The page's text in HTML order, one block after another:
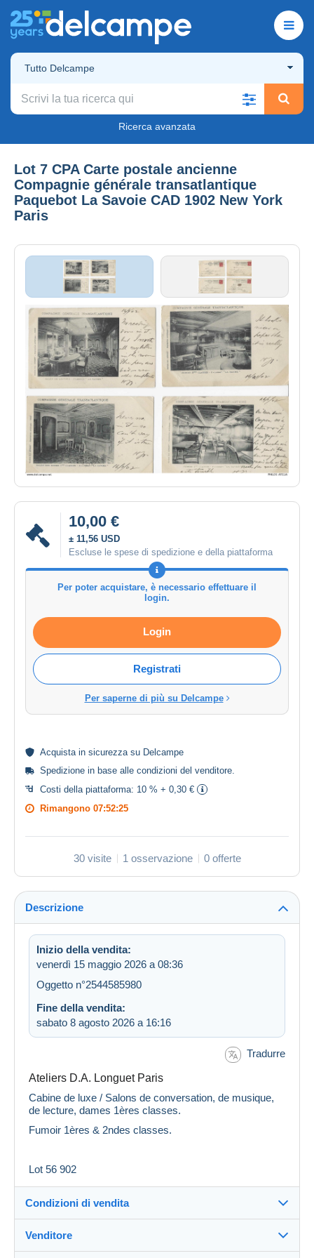
Tutto Delcampe
Ricerca avanzata
Lot 7 CPA Carte postale ancienne
Compagnie générale transatlantique
Paquebot La Savoie CAD 1902 New York
Paris
10,00 €
± 11,56 USD
Escluse le spese di spedizione e della piattaforma
Per poter acquistare, è necessario effettuare il
login.
Login
Registrati
Per saperne di più su Delcampe
Acquista in sicurezzasu Delcampe
Spedizione in base alle condizioni del venditore.
Costi della piattaforma: 10 % + 0,30 €
Rimangono 07:52:24
30 visite 1 osservazione 0 offerte
Descrizione
Inizio della vendita:
venerdì 15 maggio 2026 a 08:36
Oggetto n°2544585980
Fine della vendita:
sabato 8 agosto 2026 a 16:16
Tradurre
Ateliers D.A. Longuet Paris
Cabine de luxe / Salons de conversation, de musique,
de lecture, dames 1ères classes.
Fumoir 1ères & 2ndes classes.
Lot 56 902
Condizioni di vendita
Destinazione:
Venditore